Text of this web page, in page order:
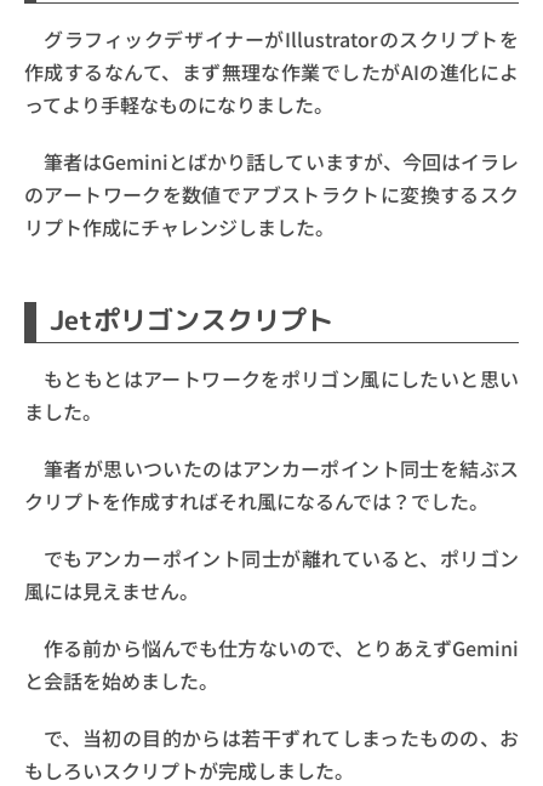
グラフィックデザイナーがIllustratorのスクリプトを
作成するなんて、まず無理な作業でしたがAIの進化によ
ってより手軽なものになりました。
筆者はGeminiとばかり話していますが、今回はイラレ
のアートワークを数値でアブストラクトに変換するスク
リプト作成にチャレンジしました。
Jetポリゴンスクリプト
もともとはアートワークをポリゴン風にしたいと思い
ました。
筆者が思いついたのはアンカーポイント同士を結ぶス
クリプトを作成すればそれ風になるんでは？でした。
でもアンカーポイント同士が離れていると、ポリゴン
風には見えません。
作る前から悩んでも仕方ないので、とりあえずGemini
と会話を始めました。
で、当初の目的からは若干ずれてしまったものの、お
もしろいスクリプトが完成しました。